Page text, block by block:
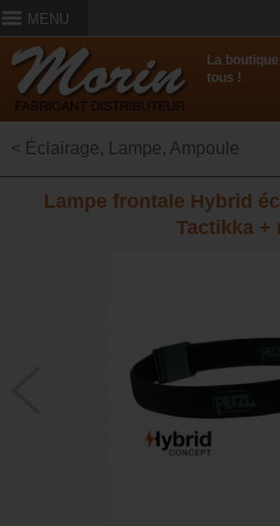
MENU
La
tous !
< Éclairage, Lampe, Ampoule
Lampe frontale Hybrid
Tactikka +